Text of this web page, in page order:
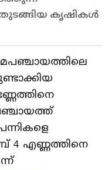
തുടങ്ങിയ കൃഷികൾ
4 എണ്ണത്തിനെ